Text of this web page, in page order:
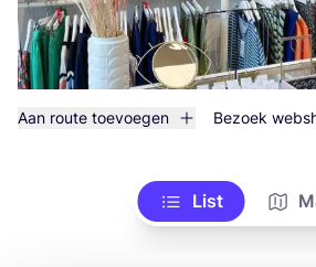
Aan route toevoegen Bezoek
List